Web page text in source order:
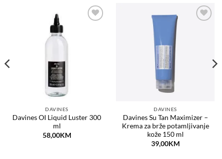
DAVINES
Davines OI Liquid Luster 300
ml
58,00KM
DAVINES
Davines Su Tan Maximizer –
Krema za brže potamljivanje
kože 150 ml
39,00KM